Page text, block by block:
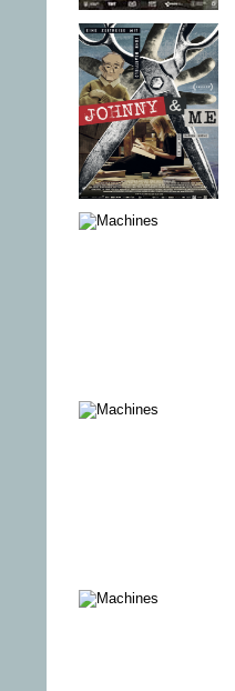
KLONDIKE
JOHNNY AND
ME - eine
WENZEL -
GLAUBT NIE,
EXAM